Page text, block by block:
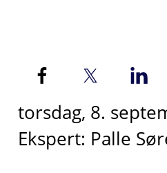
torsdag, 8.
Ekspert: Palle